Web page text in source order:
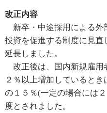
改正内容
新卒・中途採用による外
投資を促進する制度に見直
延長しました。
改正後は、国内新規雇用
２％以上増加していると
の１５％(一定の場合には
度とされました。